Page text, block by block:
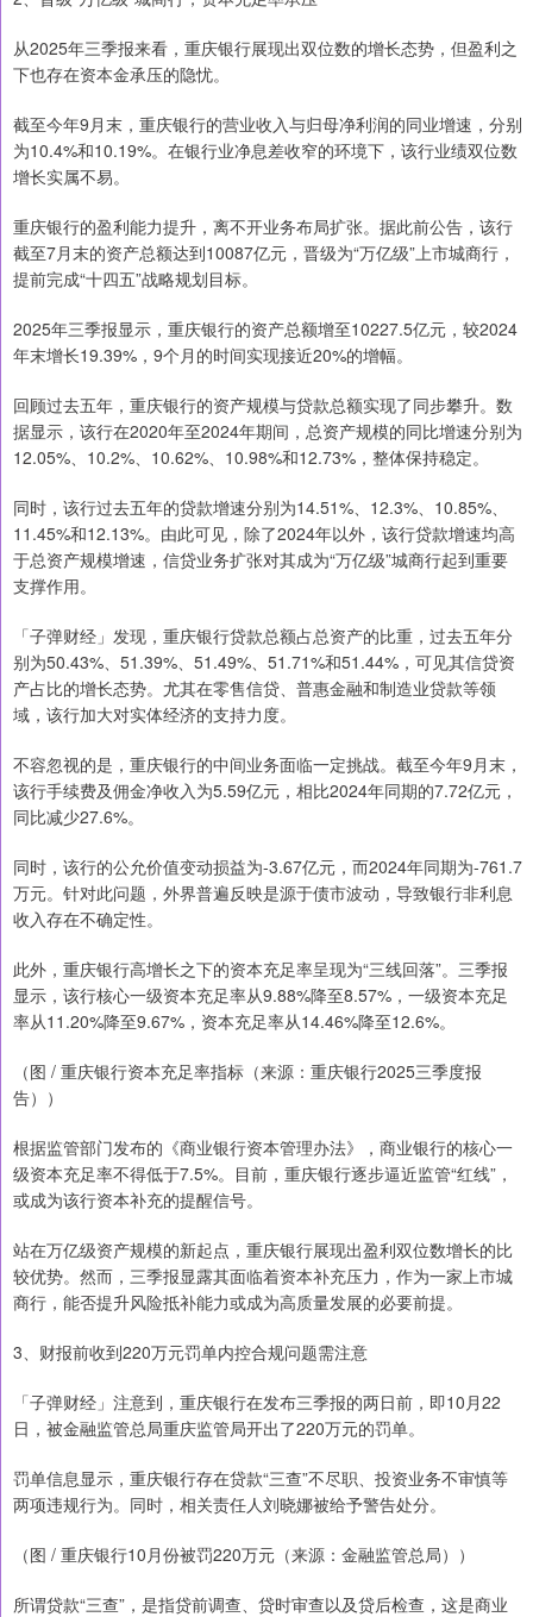
从2025年三季报来看，重庆银行展现出双位数的增长态势，但盈利之
下也存在资本金承压的隐忧。
截至今年9月末，重庆银行的营业收入与归母净利润的同业增速，分别
为10.4%和10.19%。在银行业净息差收窄的环境下，该行业绩双位数
增长实属不易。
重庆银行的盈利能力提升，离不开业务布局扩张。据此前公告，该行
截至7月末的资产总额达到10087亿元，晋级为“万亿级”上市城商行，
提前完成“十四五”战略规划目标。
2025年三季报显示，重庆银行的资产总额增至10227.5亿元，较2024
年末增长19.39%，9个月的时间实现接近20%的增幅。
回顾过去五年，重庆银行的资产规模与贷款总额实现了同步攀升。数
据显示，该行在2020年至2024年期间，总资产规模的同比增速分别为
12.05%、10.2%、10.62%、10.98%和12.73%，整体保持稳定。
同时，该行过去五年的贷款增速分别为14.51%、12.3%、10.85%、
11.45%和12.13%。由此可见，除了2024年以外，该行贷款增速均高
于总资产规模增速，信贷业务扩张对其成为“万亿级”城商行起到重要
支撑作用。
「子弹财经」发现，重庆银行贷款总额占总资产的比重，过去五年分
别为50.43%、51.39%、51.49%、51.71%和51.44%，可见其信贷资
产占比的增长态势。尤其在零售信贷、普惠金融和制造业贷款等领
域，该行加大对实体经济的支持力度。
不容忽视的是，重庆银行的中间业务面临一定挑战。截至今年9月末，
该行手续费及佣金净收入为5.59亿元，相比2024年同期的7.72亿元，
同比减少27.6%。
同时，该行的公允价值变动损益为-3.67亿元，而2024年同期为-761.7
万元。针对此问题，外界普遍反映是源于债市波动，导致银行非利息
收入存在不确定性。
此外，重庆银行高增长之下的资本充足率呈现为“三线回落”。三季报
显示，该行核心一级资本充足率从9.88%降至8.57%，一级资本充足
率从11.20%降至9.67%，资本充足率从14.46%降至12.6%。
（图 / 重庆银行资本充足率指标（来源：重庆银行2025三季度报
告））
根据监管部门发布的《商业银行资本管理办法》，商业银行的核心一
级资本充足率不得低于7.5%。目前，重庆银行逐步逼近监管“红线”，
或成为该行资本补充的提醒信号。
站在万亿级资产规模的新起点，重庆银行展现出盈利双位数增长的比
较优势。然而，三季报显露其面临着资本补充压力，作为一家上市城
商行，能否提升风险抵补能力或成为高质量发展的必要前提。
3、财报前收到220万元罚单内控合规问题需注意
「子弹财经」注意到，重庆银行在发布三季报的两日前，即10月22
日，被金融监管总局重庆监管局开出了220万元的罚单。
罚单信息显示，重庆银行存在贷款“三查”不尽职、投资业务不审慎等
两项违规行为。同时，相关责任人刘晓娜被给予警告处分。
（图 / 重庆银行10月份被罚220万元（来源：金融监管总局））
所谓贷款“三查”，是指贷前调查、贷时审查以及贷后检查，这是商业